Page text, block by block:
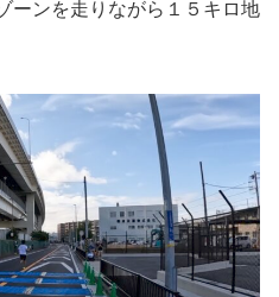
ーンを走りながら１５キロ地